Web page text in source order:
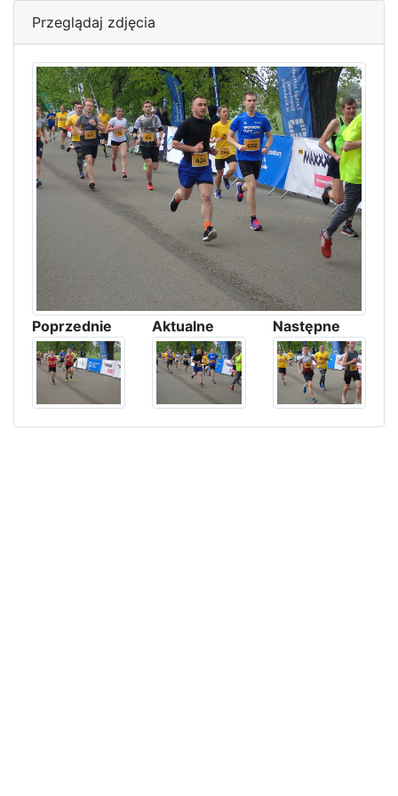
Przeglądaj zdjęcia
Poprzednie Aktualne Następne